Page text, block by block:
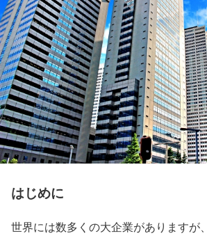
はじめに
世界には数多くの大企業がありますが